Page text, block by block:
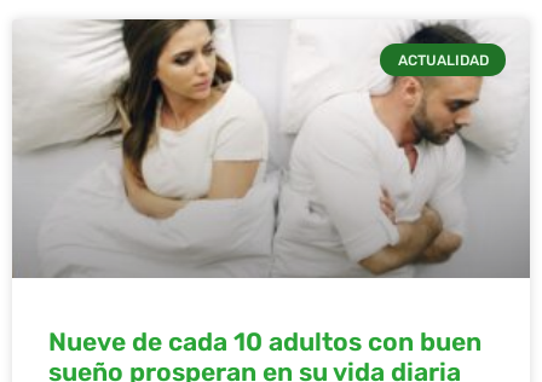
ACTUALIDAD
Nueve de cada 10 adultos con buen
sueño prosperan en su vida diaria